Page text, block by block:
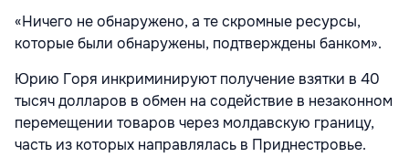
«Ничего не обнаружено, а те скромные ресурсы,
которые были обнаружены, подтверждены банком».
Юрию Горя инкриминируют получение взятки в 40
тысяч долларов в обмен на содействие в незаконном
перемещении товаров через молдавскую границу,
часть из которых направлялась в Приднестровье.